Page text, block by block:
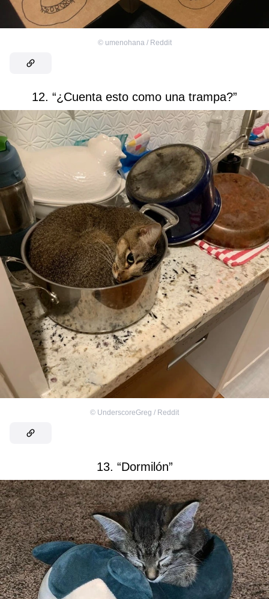
© umenohana / Reddit
12. “¿Cuenta esto como una trampa?”
© UnderscoreGreg / Reddit
13. “Dormilón”